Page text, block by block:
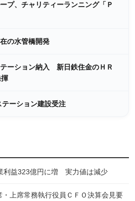
プ、チャリティーランニング「Ｐ
の水管橋開発
ーション納入 新日鉄住金のＨＲ
テーション建設受注
益323億円に増 実力値は減少
・上席常務執行役員ＣＦＯ決算会見要